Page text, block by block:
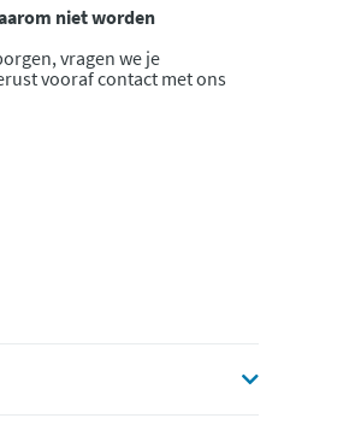
niet worden
vragen we je
vooraf contact met ons